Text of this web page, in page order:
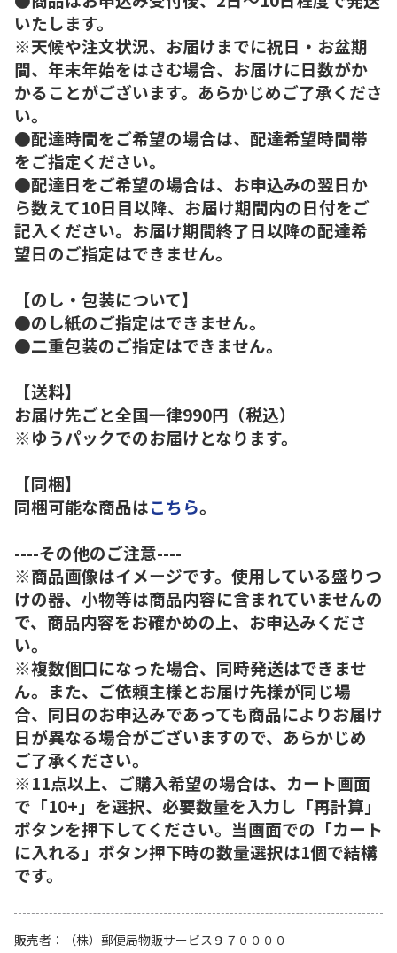
いたします。
※天候や注文状況、お届けまでに祝日・お盆期
間、年末年始をはさむ場合、お届けに日数がか
かることがございます。あらかじめご了承くださ
い。
●配達時間をご希望の場合は、配達希望時間帯
をご指定ください。
●配達日をご希望の場合は、お申込みの翌日か
ら数えて10日目以降、お届け期間内の日付をご
記入ください。お届け期間終了日以降の配達希
望日のご指定はできません。
【のし・包装について】
●のし紙のご指定はできません。
●二重包装のご指定はできません。
【送料】
お届け先ごと全国一律990円（税込）
※ゆうパックでのお届けとなります。
【同梱】
同梱可能な商品はこちら。
----その他のご注意----
※商品画像はイメージです。使用している盛りつ
けの器、小物等は商品内容に含まれていませんの
で、商品内容をお確かめの上、お申込みくださ
い。
※複数個口になった場合、同時発送はできませ
ん。また、ご依頼主様とお届け先様が同じ場
合、同日のお申込みであっても商品によりお届け
日が異なる場合がございますので、あらかじめ
ご了承ください。
※11点以上、ご購入希望の場合は、カート画面
で「10+」を選択、必要数量を入力し「再計算」
ボタンを押下してください。当画面での「カート
に入れる」ボタン押下時の数量選択は1個で結構
です。
販売者
（株）郵便局物販サービス９７００００